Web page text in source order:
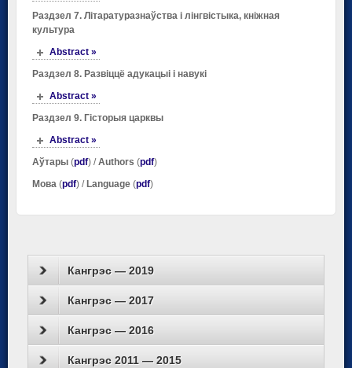
Кангрэс — 2019
Кангрэс — 2017
Кангрэс — 2016
Кангрэс 2011 — 2015
Раздзел 7. Літаратуразнаўства і лінгвістыка, кніжная
культура
Abstract »
Раздзел 8. Развіццё адукацыі і навукі
Abstract »
Раздзел 9. Гісторыя царквы
Abstract »
Аўтары (pdf) /Authors (pdf)
Мова (pdf) / Language (pdf)